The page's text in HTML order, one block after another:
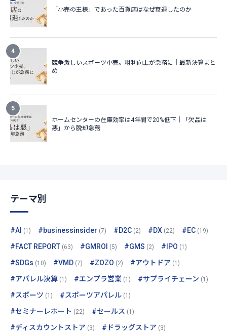
テーマ別
#AI (1) #businessinsider (7) #D2C (2) #DX (22) #EC (19)
#FACT REPORT (63) #GMROI (5) #GMS (2) #IPO (1)
#SDGs (10) #VMD (7) #ZOZO (2) #アウトドア (1)
#アパレル決算 (1) #エンプラ営業 (1) #サプライチェーン (1)
#スポーツ (1) #スポーツアパレル (1)
#セミナーレポート (22) #セールス (1)
#ディスカウントストア (3) #ドラッグストア (3)